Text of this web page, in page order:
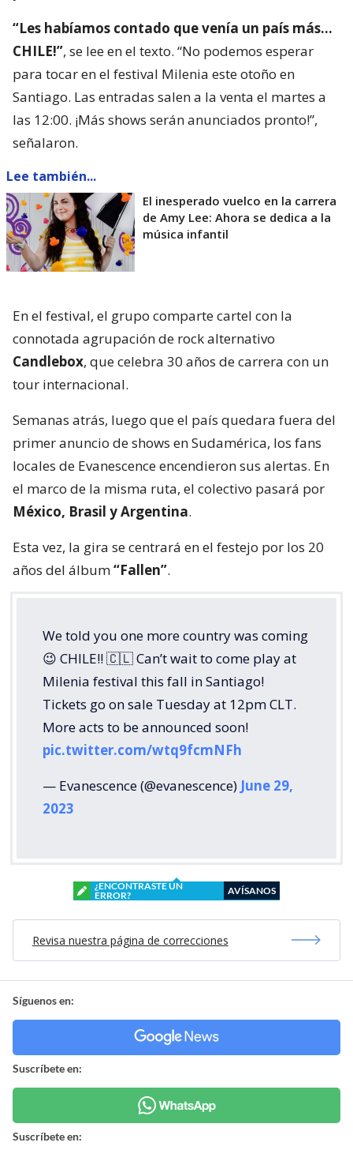
“Les habíamos contado que venía un país más…
CHILE!”, se lee en el texto. “No podemos esperar
para tocar en el festival Milenia este otoño en
Santiago. Las entradas salen a la venta el martes a
las 12:00. ¡Más shows serán anunciados pronto!”,
señalaron.
Lee también...
El inesperado vuelco en la carrera
de Amy Lee: Ahora se dedica a la
música infantil
En el festival, el grupo comparte cartel con la
connotada agrupación de rock alternativo
Candlebox, que celebra 30 años de carrera con un
tour internacional.
Semanas atrás, luego que el país quedara fuera del
primer anuncio de shows en Sudamérica, los fans
locales de Evanescence encendieron sus alertas. En
el marco de la misma ruta, el colectivo pasará por
México, Brasil y Argentina.
Esta vez, la gira se centrará en el festejo por los 20
años del álbum“Fallen”.
We told you one more country was coming
😉 CHILE!! 🇨🇱 Can’t wait to come play at
Milenia festival this fall in Santiago!
Tickets go on sale Tuesday at 12pm CLT.
More acts to be announced soon!
pic.twitter.com/wtq9fcmNFh
— Evanescence (@evanescence) June 29,
2023
¿ENCONTRASTE UN
ERROR?
AVÍSANOS
Revisa nuestra página de correcciones
Síguenos en:
Suscríbete en:
Suscríbete en: